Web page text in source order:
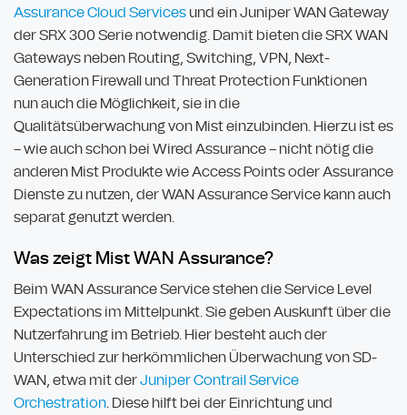
Assurance Cloud Servicesund ein Juniper WAN Gateway
der SRX 300 Serie notwendig. Damit bieten die SRX WAN
Gateways neben Routing, Switching, VPN, Next-
Generation Firewall und Threat Protection Funktionen
nun auch die Möglichkeit, sie in die
Qualitätsüberwachung von Mist einzubinden. Hierzu ist es
– wie auch schon bei Wired Assurance – nicht nötig die
anderen Mist Produkte wie Access Points oder Assurance
Dienste zu nutzen, der WAN Assurance Service kann auch
separat genutzt werden.
Was zeigt Mist WAN Assurance?
Beim WAN Assurance Service stehen die Service Level
Expectations im Mittelpunkt. Sie geben Auskunft über die
Nutzerfahrung im Betrieb. Hier besteht auch der
Unterschied zur herkömmlichen Überwachung von SD-
WAN, etwa mit derJuniper Contrail Service
Orchestration. Diese hilft bei der Einrichtung und